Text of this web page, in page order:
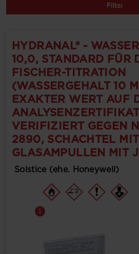
Filter
HYDRANAL® -
10,0, STANDARD FÜR
FISCHER-TITRATION
(WASSERGEHALT 10
EXAKTER WERT AUF
VERIFIZIERT GEGEN
2890, SCHACHTEL
GLASAMPULLEN MIT
Solstice (ehe. Honeywell)
1